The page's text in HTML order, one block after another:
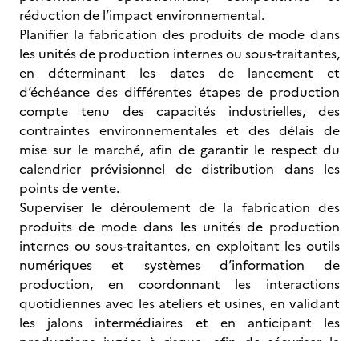
réduction de l’impact environnemental.
Planifier la fabrication des produits de mode dans
les unités de production internes ou sous-traitantes,
en déterminant les dates de lancement et
d’échéance des différentes étapes de production
compte tenu des capacités industrielles, des
contraintes environnementales et des délais de
mise sur le marché, afin de garantir le respect du
calendrier prévisionnel de distribution dans les
points de vente.
Superviser le déroulement de la fabrication des
produits de mode dans les unités de production
internes ou sous-traitantes, en exploitant les outils
numériques et systèmes d’information de
production, en coordonnant les interactions
quotidiennes avec les ateliers et usines, en validant
les jalons intermédiaires et en anticipant les